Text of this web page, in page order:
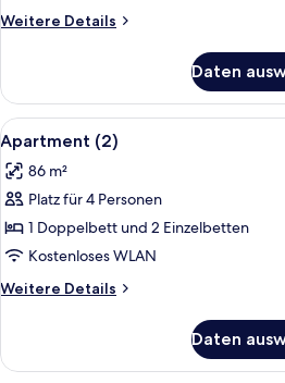
Weitere Details
Weitere
(1)
Daten
Alle
Fotos
für
Apartment
(2)
anzeigen
3
Apartment (2)
86 m²
Platz für 4 Personen
1 Doppelbett und 2 Einzelbetten
Kostenloses WLAN
Weitere Details
Weitere
(2)
Daten